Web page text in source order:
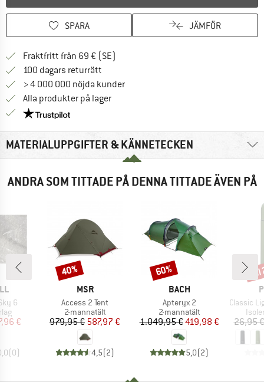
SPARA JÄMFÖR
Fraktfritt från 69 € (SE)
100 dagars returrätt
> 4 000 000 nöjda kunder
Alla produkter på lager
Trust Pilot-garanti - hitta all information här!
MATERIALUPPGIFTER & KÄNNETECKEN
ANDRA SOM TITTADE PÅ DENNA TITTADE ÄVEN PÅ
6
pris
€
(0)
VARUMÄRKE
MSR
Produkter
Access 2 Tent
Produktgrupp
2-mannatält
Pris
979,95 €Reducerat pris
587,97 €
4,5(2)
Rabatt
40%
VARUMÄRKE
BACH
Produkter
Apteryx 2
Produktgrupp
2-mannatält
Pris
1.049,95 €Reducerat pris
419,98 €
5,0(2)
Rabatt
60%
Produkter
Classic
26,95 €